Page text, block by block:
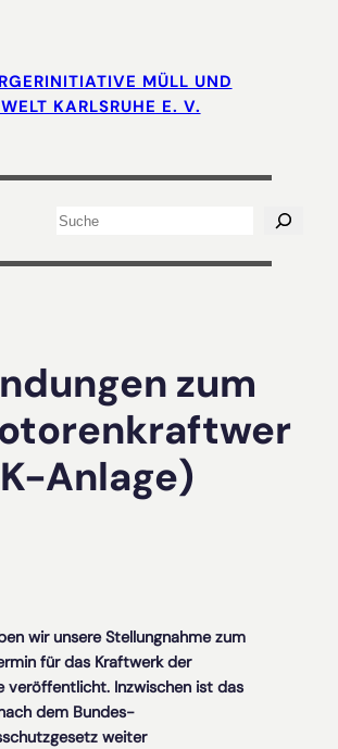
MÜLL UND
KARLSRUHE E. V.
Suchen
zum
Anlage)
wir unsere Stellungnahme zum
für das Kraftwerk der
veröffentlicht. Inzwischen ist das
dem Bundes-
weiter